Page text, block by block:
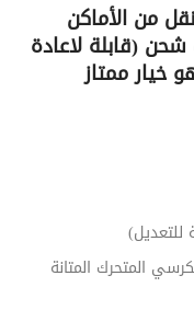
من الأماكن
(قابلة لاعادة
خيار ممتاز
للتعديل)
المتحرك المتانة